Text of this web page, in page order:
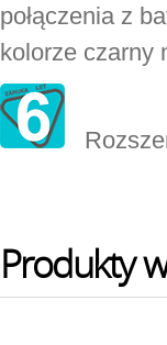
połączenia z
kolorze czarny
Produkty